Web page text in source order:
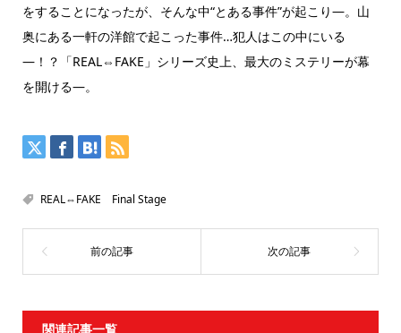
をすることになったが、そんな中“とある事件”が起こり―。山
奥にある一軒の洋館で起こった事件…犯人はこの中にいる
―！？「REAL⇔FAKE」シリーズ史上、最大のミステリーが幕
を開ける―。
REAL⇔FAKE Final Stage
関連記事一覧